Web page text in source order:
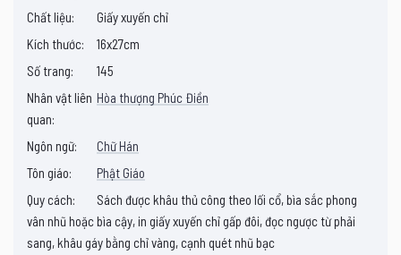
Chất liệu:
Giấy xuyến chỉ
Kích thước:
16x27cm
Số trang:
145
Nhân vật liên
quan:
Hòa thượng Phúc Điền
Ngôn ngữ:
Chữ Hán
Tôn giáo:
Phật Giáo
Quy cách:
Sách được khâu thủ công theo lối cổ, bìa sắc phong
vân nhũ hoặc bìa cậy, in giấy xuyến chỉ gấp đôi, đọc ngược từ phải
sang, khâu gáy bằng chỉ vàng, cạnh quét nhũ bạc